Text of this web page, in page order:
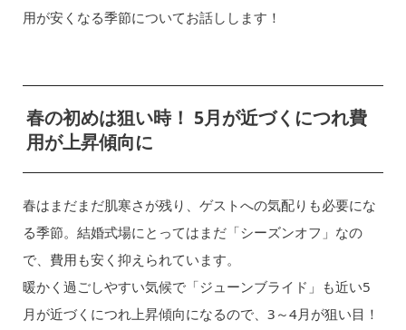
用が安くなる季節についてお話しします！
春の初めは狙い時！ 5月が近づくにつれ費
用が上昇傾向に
春はまだまだ肌寒さが残り、ゲストへの気配りも必要にな
る季節。結婚式場にとってはまだ「シーズンオフ」なの
で、費用も安く抑えられています。
暖かく過ごしやすい気候で「ジューンブライド」も近い5
月が近づくにつれ上昇傾向になるので、3～4月が狙い目！